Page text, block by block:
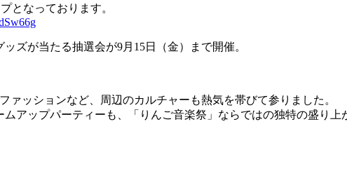
となっております。
ズが当たる抽選会が9月15日（金）まで開催。
ァッションなど、周辺のカルチャーも熱気を帯びて参りました。
アップパーティーも、「りんご音楽祭」ならではの独特の盛り上